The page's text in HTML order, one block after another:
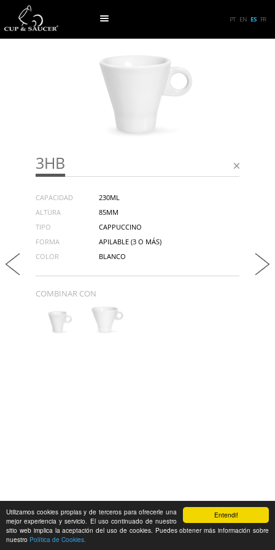
Entendi!
Utilizamos cookies propias y de terceros para ofrecerle una
mejor experiencia y servicio. El uso continuado de nuestro
sitio web implica la aceptación del uso de cookies. Puedes obtener más información sobre
nuestro Política de Cookies.
PT EN ES FR
3HB
CAPACIDAD
230ML
ALTURA
85MM
TIPO
CAPPUCCINO
FORMA
APILABLE (3 O MÁS)
COLOR
BLANCO
COMBINAR CON